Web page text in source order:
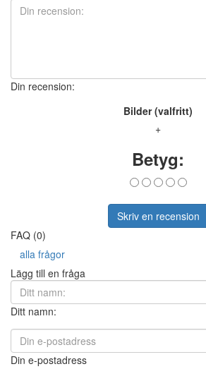
Din recension:
Bilder (valfritt)
+
Betyg:
Skriv en recension
FAQ (0)
alla frågor
Lägg till en fråga
Ditt namn:
Din e-postadress